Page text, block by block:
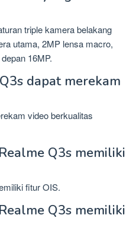
triple kamera belakang
utama, 2MP lensa macro,
16MP.
dapat merekam
video berkualitas
Q3s memiliki
fitur OIS.
Q3s memiliki